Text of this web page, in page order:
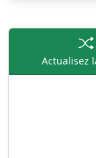
Actualisez